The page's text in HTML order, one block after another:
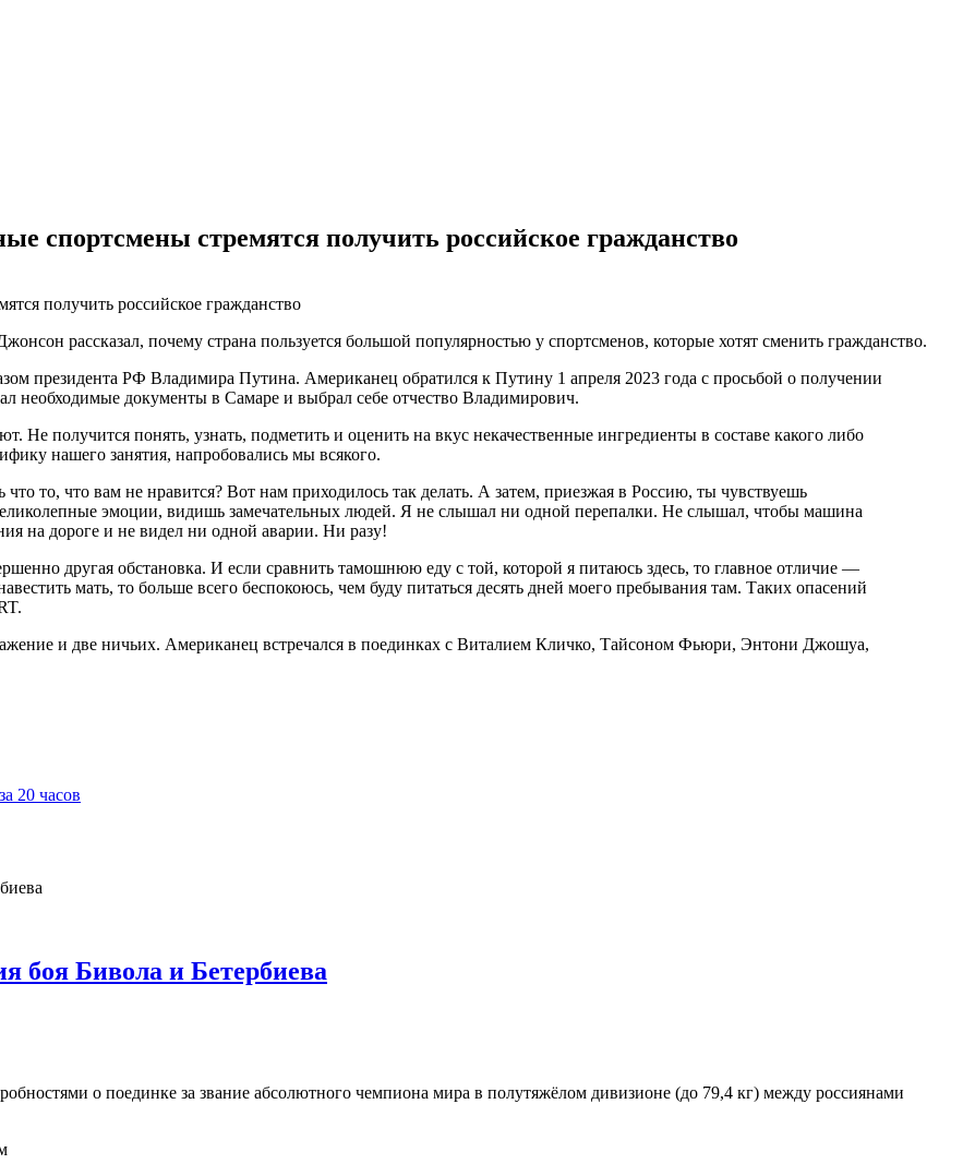
спортсмены стремятся получить российское гражданство
рассказал, почему страна пользуется большой популярностью у спортсменов, которые хотят сменить гражданство.
президента РФ Владимира Путина. Американец обратился к Путину 1 апреля 2023 года с просьбой о получении
необходимые документы в Самаре и выбрал себе отчество Владимирович.
получится понять, узнать, подметить и оценить на вкус некачественные ингредиенты в составе какого либо
нашего занятия, напробовались мы всякого.
то, что вам не нравится? Вот нам приходилось так делать. А затем, приезжая в Россию, ты чувствуешь
эмоции, видишь замечательных людей. Я не слышал ни одной перепалки. Не слышал, чтобы машина
на дороге и не видел ни одной аварии. Ни разу!
другая обстановка. И если сравнить тамошнюю еду с той, которой я питаюсь здесь, то главное отличие —
мать, то больше всего беспокоюсь, чем буду питаться десять дней моего пребывания там. Таких опасений
и две ничьих. Американец встречался в поединках с Виталием Кличко, Тайсоном Фьюри, Энтони Джошуа,
20 часов
боя Бивола и Бетербиева
о поединке за звание абсолютного чемпиона мира в полутяжёлом дивизионе (до 79,4 кг) между россиянами